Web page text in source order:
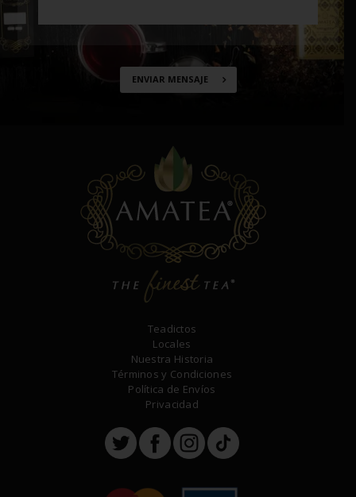
ENVIAR MENSAJE
Teadictos
Locales
Nuestra Historia
Términos y Condiciones
Política de Envíos
Privacidad